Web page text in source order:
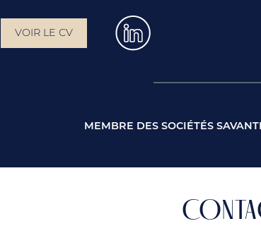
VOIR LE CV
MEMBRE DES SOCIÉTÉS